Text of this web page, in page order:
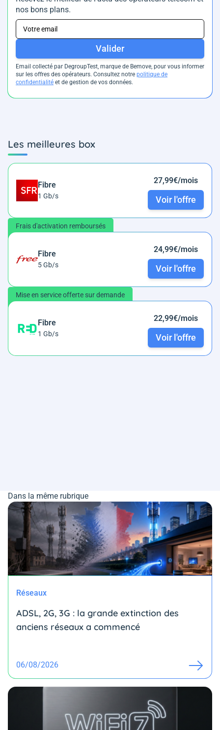
nos bons plans.
Valider
Email collecté par DegroupTest, marque de Bemove, pour vous informer
sur les offres des opérateurs. Consultez notre politique de
confidentialité et de gestion de vos données.
Les meilleures box
Fibre
1 Gb/s
27,99€/mois
Voir l'offre
Frais d'activation remboursés
Fibre
5 Gb/s
24,99€/mois
Voir l'offre
Mise en service offerte sur demande
Fibre
1 Gb/s
22,99€/mois
Voir l'offre
Dans la même rubrique
Réseaux
ADSL, 2G, 3G : la grande extinction des
anciens réseaux a commencé
06/08/2026